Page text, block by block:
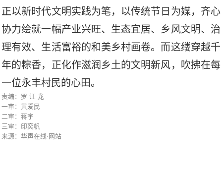
正以新时代文明实践为笔，以传统节日为媒，齐心
协力绘就一幅产业兴旺、生态宜居、乡风文明、治
理有效、生活富裕的和美乡村画卷。而这缕穿越千
年的粽香，正化作滋润乡土的文明新风，吹拂在每
一位永丰村民的心田。
责编：罗 江 龙
一审：黄爱民
二审：蒋宇
三审：印奕帆
来源：华声在线·网站